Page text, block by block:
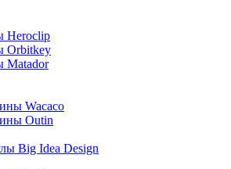
Heroclip
Orbitkey
Matador
Wacaco
Outin
Big Idea Design